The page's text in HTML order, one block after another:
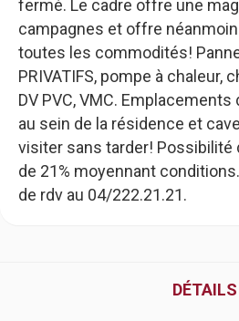
fermé. Le cadre offre une
campagnes et offre
toutes les commodités!
PRIVATIFS, pompe à chaleur,
DV PVC, VMC.
au sein de la résidence et
visiter sans tarder! Possibilité
de 21% moyennant
de rdv au 04/222.21.21.
DÉTAILS